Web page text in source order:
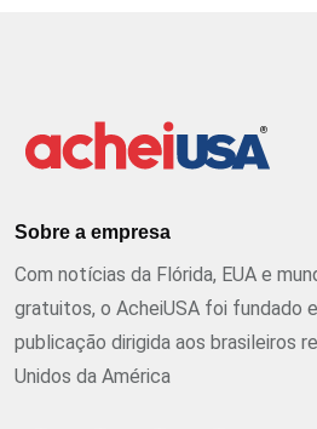
Sobre a empresa
Com notícias da Flórida, EUA e
gratuitos, o AcheiUSA foi fundado
publicação dirigida aos brasileiros
Unidos da América